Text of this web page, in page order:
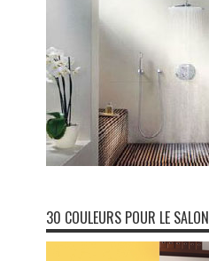
30 COULEURS POUR LE SALON